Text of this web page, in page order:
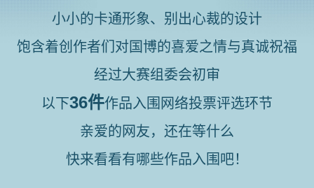
小小的卡通形象、别出心裁的设计
饱含着创作者们对国博的喜爱之情与真诚祝福
经过大赛组委会初审
以下36件作品入围网络投票评选环节
亲爱的网友，还在等什么
快来看看有哪些作品入围吧！